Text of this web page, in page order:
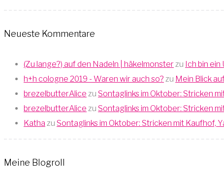
Neueste Kommentare
(Zu lange?) auf den Nadeln | häkelmonster zu Ich bin
h+h cologne 2019 - Waren wir auch so? zu Mein Blick
brezelbutterAlice zu Sontaglinks im Oktober: Stricken
brezelbutterAlice zu Sontaglinks im Oktober: Stricken
Katha zu Sontaglinks im Oktober: Stricken mit Kaufhof,
Meine Blogroll